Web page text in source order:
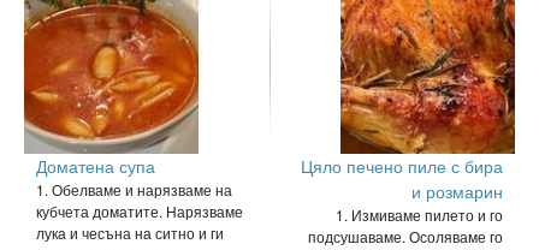
Доматена супа
1. Обелваме и нарязваме на
кубчета доматите. Нарязваме
лука и чесъна на ситно и ги
Цяло печено пиле с бира
и розмарин
1. Измиваме пилето и го
подсушаваме. Осоляваме го